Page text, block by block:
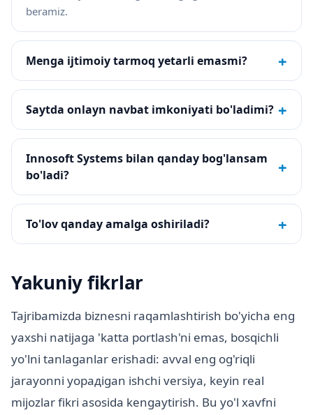
beramiz.
Menga ijtimoiy tarmoq yetarli emasmi? +
Saytda onlayn navbat imkoniyati bo'ladimi? +
Innosoft Systems bilan qanday bog'lansam
bo'ladi?
+
To'lov qanday amalga oshiriladi? +
Yakuniy fikrlar
Tajribamizda biznesni raqamlashtirish bo'yicha eng
yaxshi natijaga 'katta portlash'ni emas, bosqichli
yo'lni tanlaganlar erishadi: avval eng og'riqli
jarayonni yopадigan ishchi versiya, keyin real
mijozlar fikri asosida kengaytirish. Bu yo'l xavfni